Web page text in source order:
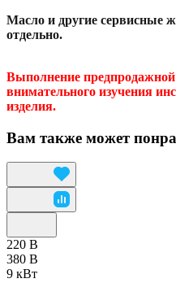
Масло и другие сервисные
отдельно.
Выполнение
внимательного изучения
изделия.
Вам также может
220 В
380 В
9 кВт